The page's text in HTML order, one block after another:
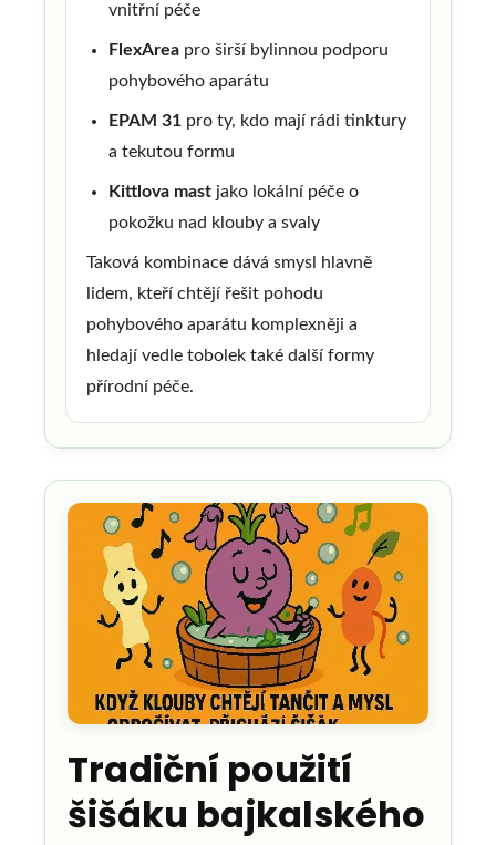
vnitřní péče
FlexArea pro širší bylinnou podporu
pohybového aparátu
EPAM 31 pro ty, kdo mají rádi tinktury
a tekutou formu
Kittlova mast jako lokální péče o
pokožku nad klouby a svaly
Taková kombinace dává smysl hlavně
lidem, kteří chtějí řešit pohodu
pohybového aparátu komplexněji a
hledají vedle tobolek také další formy
přírodní péče.
Tradiční použití
šišáku bajkalského